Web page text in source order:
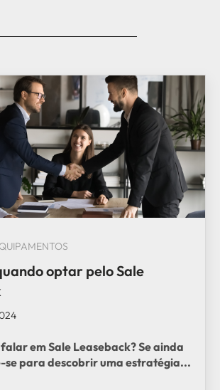
optar pelo Sale
falar emSale Leaseback? Se ainda
se para descobrir uma estratégia...